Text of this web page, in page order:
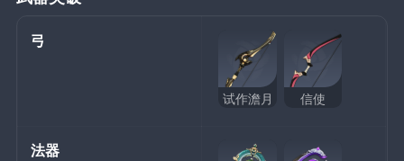
弓
试作澹月 信使
法器